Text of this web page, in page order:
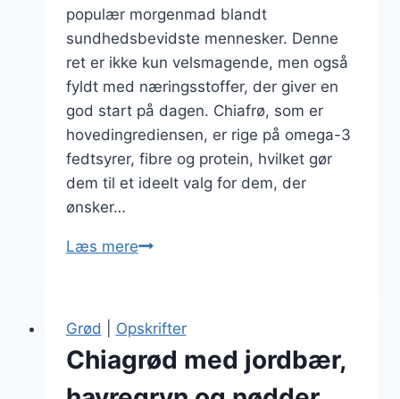
populær morgenmad blandt
sundhedsbevidste mennesker. Denne
ret er ikke kun velsmagende, men også
fyldt med næringsstoffer, der giver en
god start på dagen. Chiafrø, som er
hovedingrediensen, er rige på omega-3
fedtsyrer, fibre og protein, hvilket gør
dem til et ideelt valg for dem, der
ønsker…
Læs mereChiagrød
bær
til
morgenmad
Grød Opskrifter
Chiagrød med jordbær,